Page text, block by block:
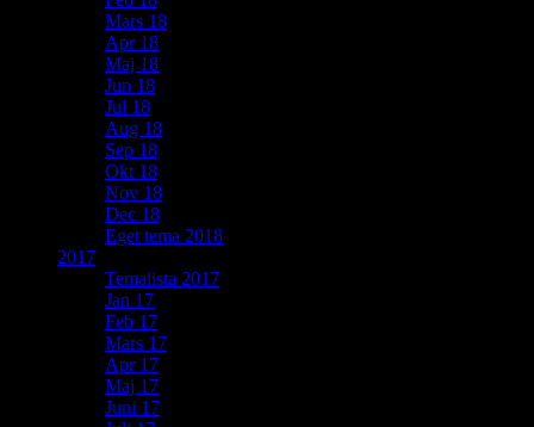
Mars 18
Apr 18
Maj 18
Jun 18
Jul 18
Aug 18
Sep 18
Okt 18
Nov 18
Dec 18
Eget tema 2018
2017
Temalista 2017
Jan 17
Feb 17
Mars 17
Apr 17
Maj 17
Juni 17